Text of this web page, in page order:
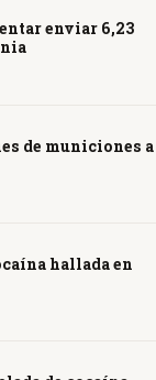
enviar 6,23
de municiones a
hallada en